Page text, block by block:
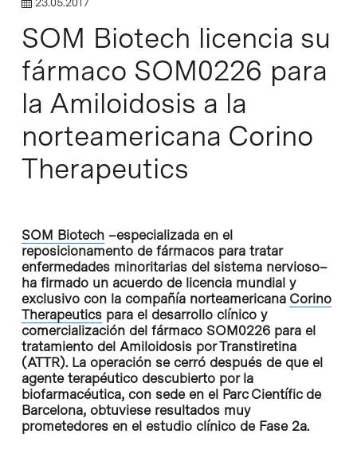
SOM Biotech licencia su
fármaco SOM0226 para
la Amiloidosis a la
norteamericana Corino
Therapeutics
SOM Biotech–especializada en el
reposicionamento de fármacos para tratar
enfermedades minoritarias del sistema nervioso–
ha firmado un acuerdo de licencia mundial y
exclusivo con la compañía norteamericana Corino
Therapeuticspara el desarrollo clínico y
comercialización del fármaco SOM0226 para el
tratamiento del Amiloidosis por Transtiretina
(ATTR). La operación se cerró después de que el
agente terapéutico descubierto por la
biofarmacéutica, con sede en el Parc Científic de
Barcelona, obtuviese resultados muy
prometedores en el estudio clínico de Fase 2a.